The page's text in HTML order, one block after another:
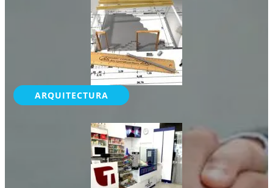
ARQUITECTURA